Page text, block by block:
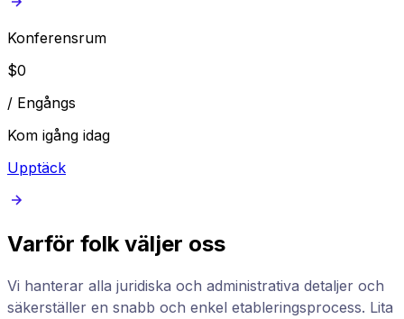
Konferensrum
$0
/ Engångs
Kom igång idag
Upptäck
Varför folk väljer oss
Vi hanterar alla juridiska och administrativa detaljer och
säkerställer en snabb och enkel etableringsprocess. Lita